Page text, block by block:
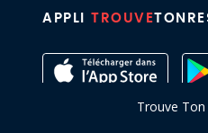
Trouve
APPLI TROUVE